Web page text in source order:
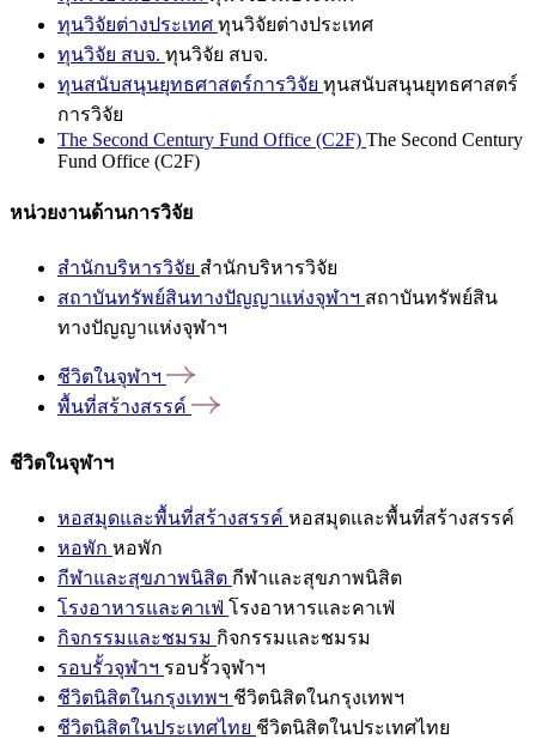
ทุนวิจัยต่างประเทศ ทุนวิจัยต่างประเทศ
ทุนวิจัย สบจ. ทุนวิจัย สบจ.
ทุนสนับสนุนยุทธศาสตร์การวิจัย ทุนสนับสนุนยุทธศาสตร์
การวิจัย
The Second Century Fund Office (C2F) The Second Century
Fund Office (C2F)
หน่วยงานด้านการวิจัย
สำนักบริหารวิจัย สำนักบริหารวิจัย
สถาบันทรัพย์สินทางปัญญาแห่งจุฬาฯ สถาบันทรัพย์สิน
ทางปัญญาแห่งจุฬาฯ
ชีวิตในจุฬาฯ
พื้นที่สร้างสรรค์
ชีวิตในจุฬาฯ
หอสมุดและพื้นที่สร้างสรรค์ หอสมุดและพื้นที่สร้างสรรค์
หอพัก หอพัก
กีฬาและสุขภาพนิสิต กีฬาและสุขภาพนิสิต
โรงอาหารและคาเฟ่ โรงอาหารและคาเฟ่
กิจกรรมและชมรม กิจกรรมและชมรม
รอบรั้วจุฬาฯ รอบรั้วจุฬาฯ
ชีวิตนิสิตในกรุงเทพฯ ชีวิตนิสิตในกรุงเทพฯ
ชีวิตนิสิตในประเทศไทย ชีวิตนิสิตในประเทศไทย